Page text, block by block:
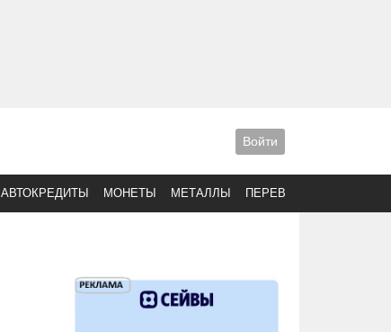
Войти
АВТОКРЕДИТЫ МОНЕТЫ МЕТАЛЛЫ ПЕРЕВОДЫ